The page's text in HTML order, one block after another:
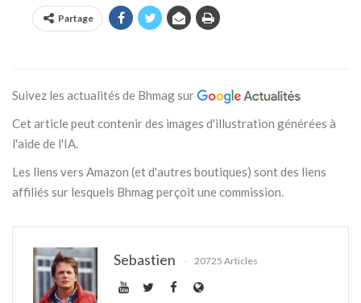
Partage
Suivez les actualités de Bhmag sur
Cet article peut contenir des images d'illustration générées à
l'aide de l'IA.
Les liens vers Amazon (et d'autres boutiques) sont des liens
affiliés sur lesquels Bhmag perçoit une commission.
Sebastien 20725 Articles